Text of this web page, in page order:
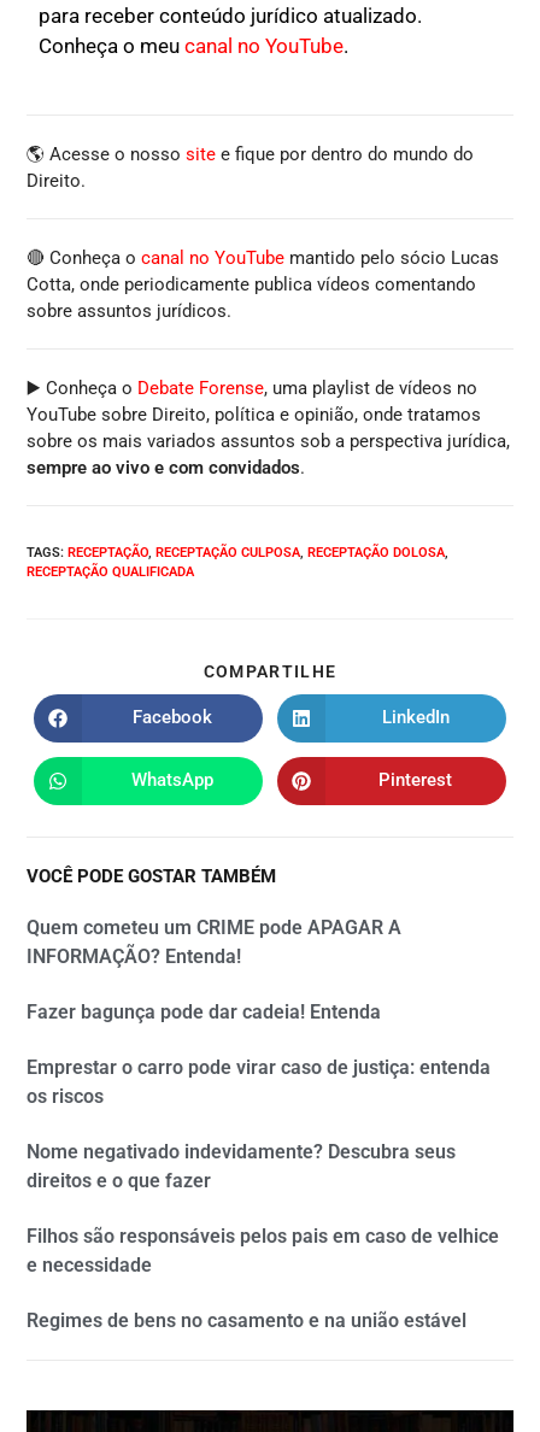
para receber conteúdo jurídico atualizado.
Conheça o meucanal no YouTube.
🌎 Acesse o nossosite e fique por dentro do mundo do
Direito.
🔴 Conheça ocanal no YouTube mantido pelo sócio Lucas
Cotta, onde periodicamente publica vídeos comentando
sobre assuntos jurídicos.
▶️ Conheça o Debate Forense, uma playlist de vídeos no
YouTube sobre Direito, política e opinião, onde tratamos
sobre os mais variados assuntos sob a perspectiva jurídica,
sempre ao vivo e com convidados.
TAGS:RECEPTAÇÃO, RECEPTAÇÃO CULPOSA, RECEPTAÇÃO DOLOSA,
RECEPTAÇÃO QUALIFICADA
COMPARTILHE
Facebook LinkedIn
WhatsApp Pinterest
VOCÊ PODE GOSTAR TAMBÉM
Quem cometeu um CRIME pode APAGAR A
INFORMAÇÃO? Entenda!
Fazer bagunça pode dar cadeia! Entenda
Emprestar o carro pode virar caso de justiça: entenda
os riscos
Nome negativado indevidamente? Descubra seus
direitos e o que fazer
Filhos são responsáveis pelos pais em caso de velhice
e necessidade
Regimes de bens no casamento e na união estável